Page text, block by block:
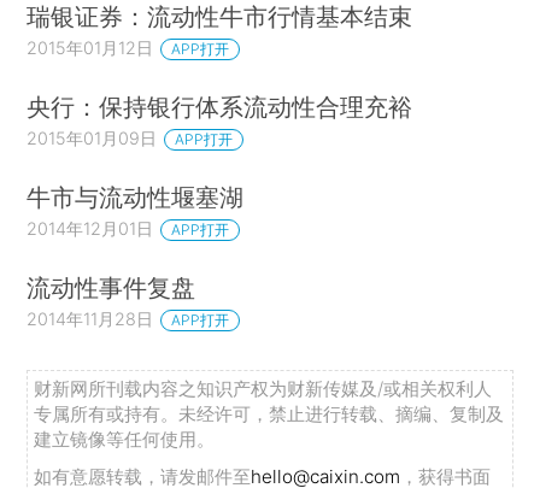
瑞银证券：流动性牛市行情基本结束
2015年01月12日 APP打开
央行：保持银行体系流动性合理充裕
2015年01月09日 APP打开
牛市与流动性堰塞湖
2014年12月01日 APP打开
流动性事件复盘
2014年11月28日 APP打开
财新网所刊载内容之知识产权为财新传媒及/或相关权利人
专属所有或持有。未经许可，禁止进行转载、摘编、复制及
建立镜像等任何使用。
如有意愿转载，请发邮件至hello@caixin.com ，获得书面